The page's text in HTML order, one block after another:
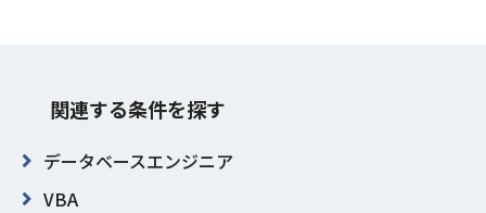
関連する条件を探す
データベースエンジニア
VBA